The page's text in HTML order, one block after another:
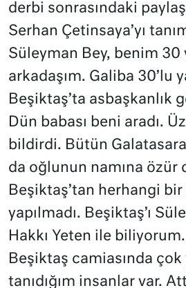
derbi sonrasındaki
Serhan Çetinsaya’yı
Süleyman Bey, benim 30
arkadaşım. Galiba 30’lu
Beşiktaş’ta asbaşkanlık
Dün babası beni aradı.
bildirdi. Bütün
da oğlunun namına özür
Beşiktaş’tan herhangi bir
yapılmadı. Beşiktaş’ı
Hakkı Yeten ile
Beşiktaş camiasında çok
tanıdığım insanlar var.